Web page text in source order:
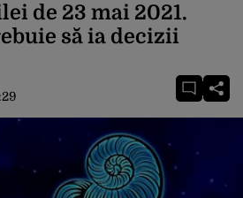
de 23 mai 2021.
să ia decizii